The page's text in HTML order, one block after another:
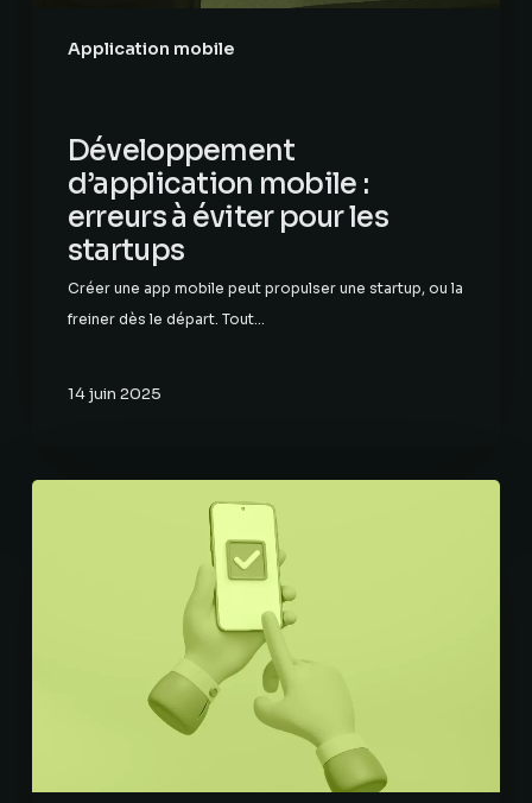
Application mobile
Développement
d’application mobile :
erreurs à éviter pour les
startups
Créer une app mobile peut propulser une startup, ou la
freiner dès le départ. Tout…
14 juin 2025
développement